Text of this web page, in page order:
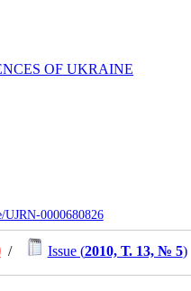
OF UKRAINE
UJRN-0000680826
/ Issue (2010, Т. 13, № 5)